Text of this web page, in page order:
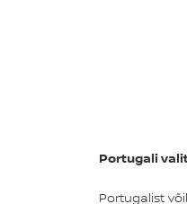
Portugali
Portugalist